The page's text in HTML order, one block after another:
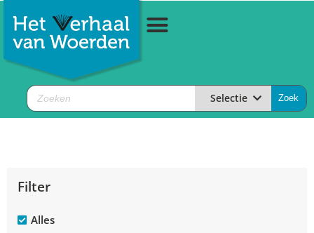
Selectie
Filter
Alles